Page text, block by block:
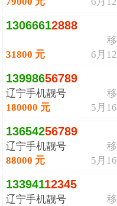
13066612888
6月
31800 元
13998656789
辽宁手机靓号
5月
180000 元
13654256789
辽宁手机靓号
5月
88000 元
13394112345
辽宁手机靓号